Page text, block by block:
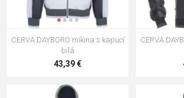
CERVA DAYBORO mikina s kapucí
bílá
43,39 €
CERVA